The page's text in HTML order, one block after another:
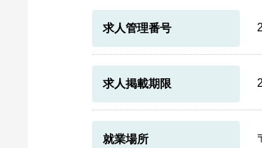
求人管理番号
求人掲載期限
就業場所